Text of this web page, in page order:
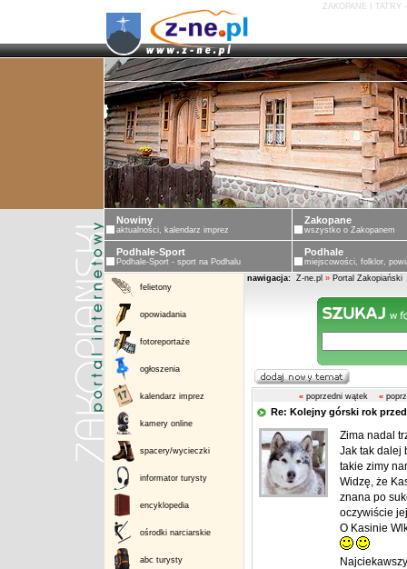
ZAKOPANE I TATRY
Nowiny
aktualności, kalendarz imprez
Zakopane
wszystko o Zakopanem
Podhale-Sport
Podhale-Sport - sport na Podhalu
Podhale
miejscowości, folklor,
felietony
opowiadania
fotoreportaże
ogłoszenia
kalendarz imprez
kamery online
spacery/wycieczki
informator turysty
encyklopedia
ośrodki narciarskie
abc turysty
nawigacja: Z-ne.pl » Portal Zakopiański
«poprzedni wątek «
Re: Kolejny górski rok
Zima nadal
Jak tak dalej
takie zimy
Widzę, że
znana po
oczywiście
O Kasinie